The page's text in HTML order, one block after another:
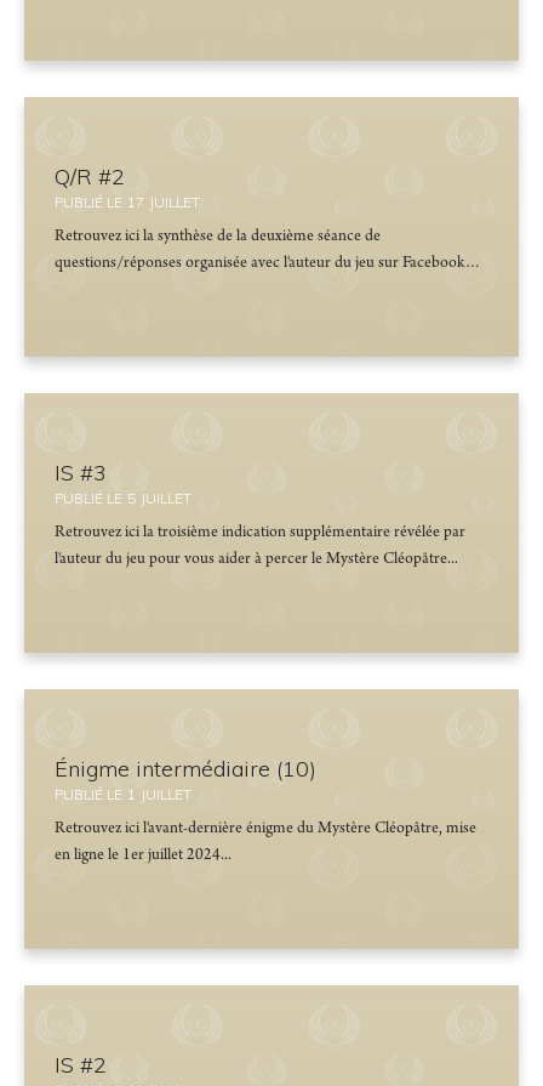
Q/R #2
PUBLIÉ LE 17 JUILLET
Retrouvez ici la synthèse de la deuxième séance de
questions/réponses organisée avec l'auteur du jeu sur Facebook…
IS #3
PUBLIÉ LE 5 JUILLET
Retrouvez ici la troisième indication supplémentaire révélée par
l'auteur du jeu pour vous aider à percer le Mystère Cléopâtre...
Énigme intermédiaire (10)
PUBLIÉ LE 1 JUILLET
Retrouvez ici l'avant-dernière énigme du Mystère Cléopâtre, mise
en ligne le 1er juillet 2024...
IS #2